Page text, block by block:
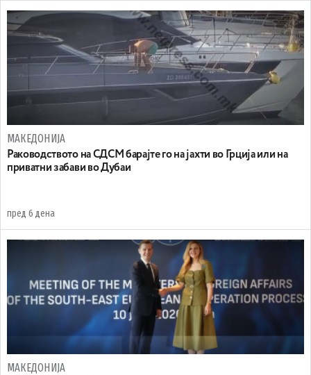
МАКЕДОНИЈА
Раководството на СДСМ барајте го на јахти во Грција или на
приватни забави во Дубаи
пред 6 дена
МАКЕДОНИЈА